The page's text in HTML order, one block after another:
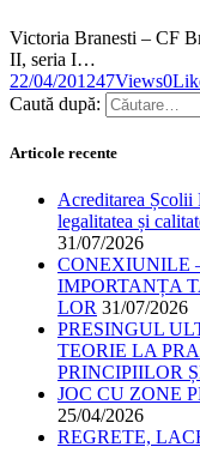
Victoria Branesti – CF
II, seria I…
22/04/201247Views0
Caută după:
Articole recente
Acreditarea Școlii
legalitatea și
31/07/2026
CONEXIUNILE
IMPORTANȚA
LOR 31/07/2026
PRESINGUL
TEORIE LA
PRINCIPIILOR
JOC CU ZONE
25/04/2026
REGRETE,